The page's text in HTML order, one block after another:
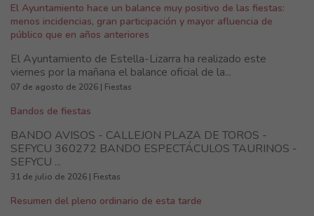
El Ayuntamiento hace un balance muy positivo de las fiestas:
menos incidencias, gran participación y mayor afluencia de
público que en años anteriores
El Ayuntamiento de Estella-Lizarra ha realizado este
viernes por la mañana el balance oficial de la...
07 de agosto de 2026 | Fiestas
Bandos de fiestas
BANDO AVISOS - CALLEJON PLAZA DE TOROS -
SEFYCU 360272 BANDO ESPECTÁCULOS TAURINOS -
SEFYCU ...
31 de julio de 2026 | Fiestas
Resumen del pleno ordinario de esta tarde